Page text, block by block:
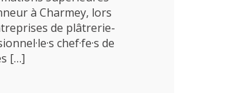
à Charmey, lors
de plâtrerie-
chef·fe·s de
[…]